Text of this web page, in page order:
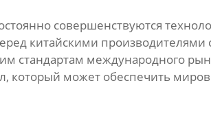
совершенствуются
китайскими
стандартам международного
который может обеспечить